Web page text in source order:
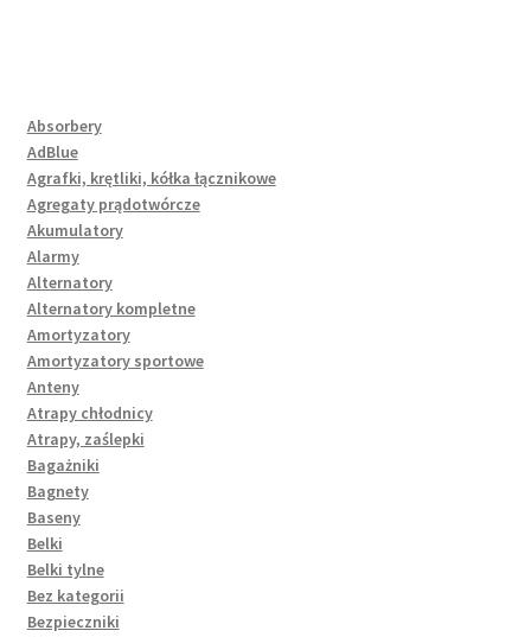
Absorbery
AdBlue
Agrafki, krętliki, kółka łącznikowe
Agregaty prądotwórcze
Akumulatory
Alarmy
Alternatory
Alternatory kompletne
Amortyzatory
Amortyzatory sportowe
Anteny
Atrapy chłodnicy
Atrapy, zaślepki
Bagażniki
Bagnety
Baseny
Belki
Belki tylne
Bez kategorii
Bezpieczniki